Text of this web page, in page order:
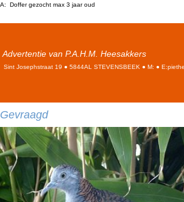
A: Doffer gezocht max 3 jaar oud
Advertentie van P.A.H.M. Heesakkers
Sint Josephstraat 19 ● 5844AL STEVENSBEEK ● M: ●
Gevraagd